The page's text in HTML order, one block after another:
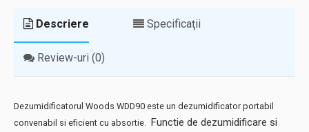
Descriere Specificaţii
Review-uri (0)
Dezumidificatorul Woods WDD90 este un dezumidificator portabil
convenabil si eficient cu absortie. Functie de dezumidificare si